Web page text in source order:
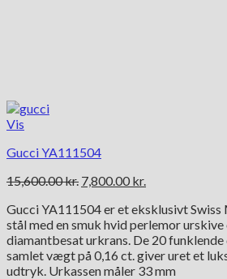
Vis
Gucci YA111504
15,600.00kr. Den
pris
var:
15,600.00 kr..
7,800.00 kr.
pris
er:
7,800.00 kr..
Gucci YA111504 er et eksklusivt
stål med en smuk hvid perlemor urskive
diamantbesat urkrans. De 20 funklende
samlet vægt på 0,16 ct. giver uret et
udtryk. Urkassen måler 33 mm